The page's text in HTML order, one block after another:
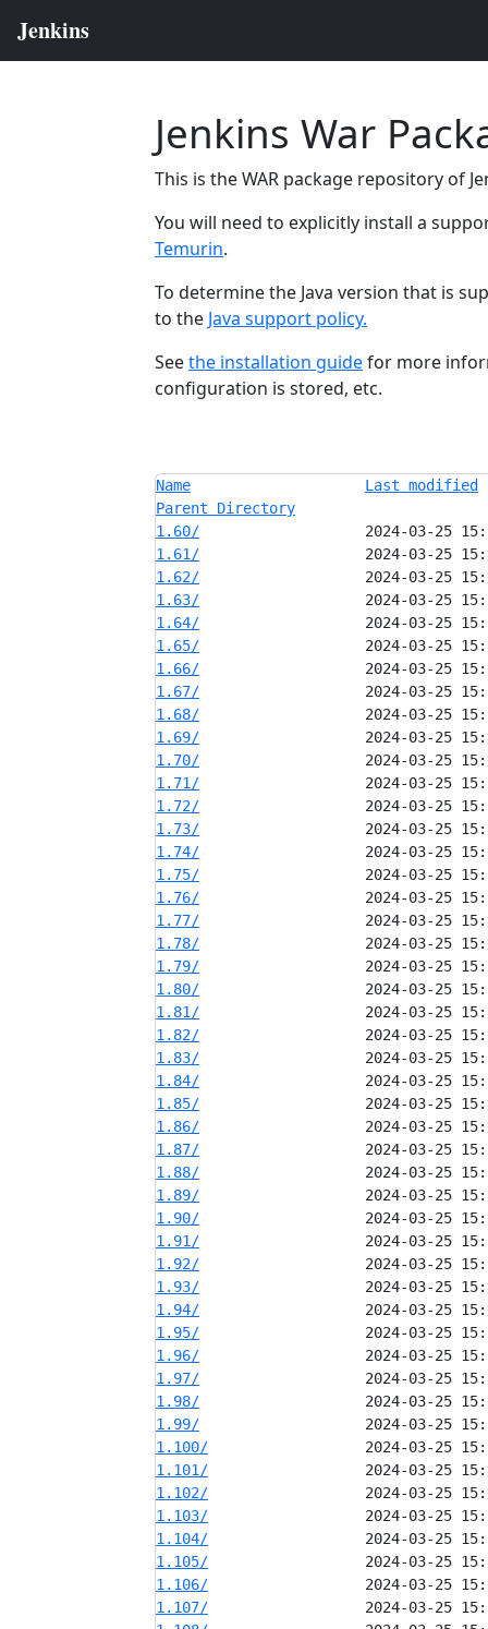
Jenkins War
This is the WAR package repository of
You will need to explicitly install a
Temurin.
To determine the Java version that is
to the Java support policy.
Seethe installation guidefor more
configuration is stored, etc.
Name
Last modified
Parent Directory
1.60/
1.61/
1.62/
1.63/
1.64/
1.65/
1.66/
1.67/
1.68/
1.69/
1.70/
1.71/
1.72/
1.73/
1.74/
1.75/
1.76/
1.77/
1.78/
1.79/
1.80/
1.81/
1.82/
1.83/
1.84/
1.85/
1.86/
1.87/
1.88/
1.89/
1.90/
1.91/
1.92/
1.93/
1.94/
1.95/
1.96/
1.97/
1.98/
1.99/
1.100/
1.101/
1.102/
1.103/
1.104/
1.105/
1.106/
1.107/